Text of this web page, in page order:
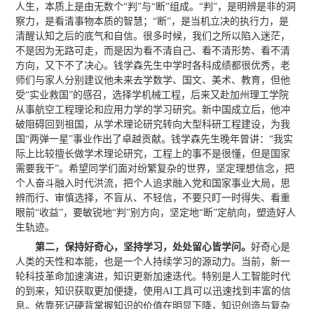
人生，本质上是由无数个“判”与“断”组成。“判”，是明辨是非的洞
察力，是看清事物本质的智慧；“断”，是当机立决的执行力，是
清醒认知之后的底气和自信。很多时候，我们之所以陷入迷茫，
不是因为无路可走，而是因为看不清自己、看不清形势、看不清
方向，又下不了决心。钱学森先生中学时各科成绩都很优秀，老
师们与家人分别建议他未来去学数学、国文、美术、教育，但他
受“实业救国”的感召，选择学机械工程，后来又赴加州理工学院
从事航空工程理论和应用力学的学习研究。新中国成立后，他冲
破阻碍回到祖国，从学术理论研究转向大型科研工程建设，为我
国“两弹一星”事业作出了卓越贡献。钱学森先生晚年曾讲：“我实
际上比较擅长做学术理论研究，工程上的事不是很懂，但是国家
需要我干”。希望同学们面对纷繁复杂的世界，坚定理想信念，把
个人奋斗融入时代洪流，把个人追求融入党和国家事业大局，思
辨而行、审慎选择，不盲从、不轻信，不要只盯一时得失、看重
眼前“收益”，要敏锐地“判”别方向，坚定地“断”定航向，塑造好人
生轨迹。
第二，保持好奇心，坚持学习，处处留心皆学问。好奇心是
人类的天性和本能，也是一个人持续学习的源动力。当前，新一
轮科技革命加速演进，知识更新加速迭代。特别是人工智能时代
的到来，知识获取更加便捷，使用AI工具可以迅速找到丰富的信
息。依靠死记硬背掌握知识的价值在明显下降，知识创造与复杂